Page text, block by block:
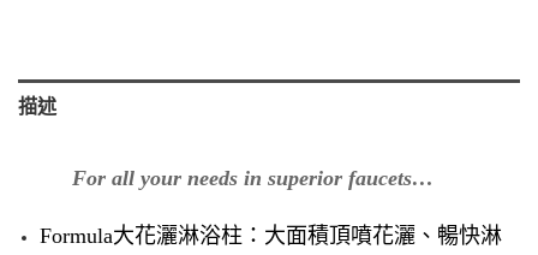
描述
For all your needs in superior faucets…
Formula大花灑淋浴柱： 大面積頂噴花灑、暢快淋